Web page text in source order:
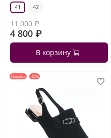
41 42
11 000 ₽
4 800 ₽
В корзину
Новинка -57%